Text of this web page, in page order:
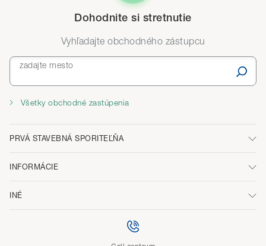
Dohodnite si stretnutie
Vyhľadajte obchodného zástupcu
zadajte mesto
Všetky obchodné zastúpenia
PRVÁ STAVEBNÁ SPORITEĽŇA
INFORMÁCIE
INÉ